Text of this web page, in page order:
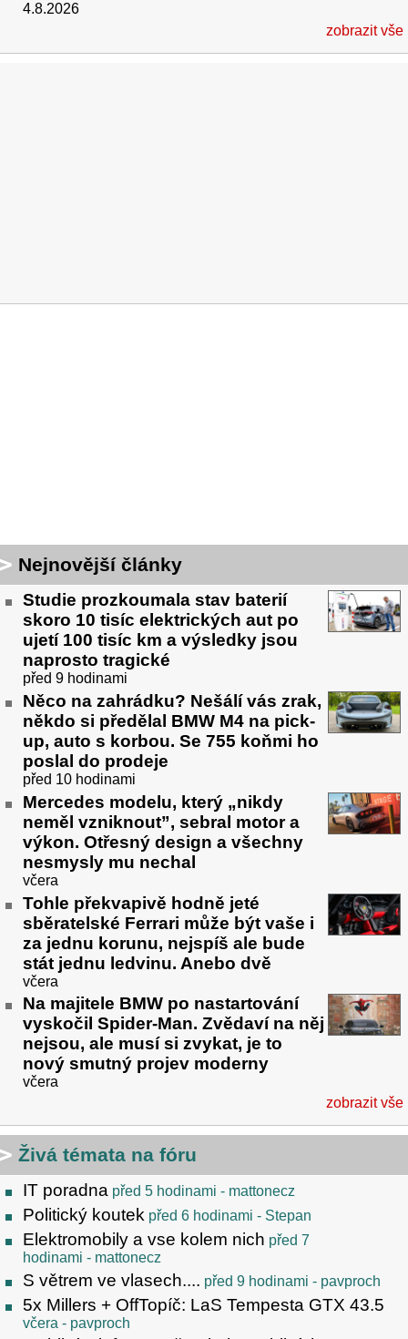
4.8.2026
zobrazit vše
Nejnovější články
Studie prozkoumala stav baterií
skoro 10 tisíc elektrických aut po
ujetí 100 tisíc km a výsledky jsou
naprosto tragické
před 9 hodinami
Něco na zahrádku? Nešálí vás zrak,
někdo si předělal BMW M4 na pick-
up, auto s korbou. Se 755 koňmi ho
poslal do prodeje
před 10 hodinami
Mercedes modelu, který „nikdy
neměl vzniknout”, sebral motor a
výkon. Otřesný design a všechny
nesmysly mu nechal
včera
Tohle překvapivě hodně jeté
sběratelské Ferrari může být vaše i
za jednu korunu, nejspíš ale bude
stát jednu ledvinu. Anebo dvě
včera
Na majitele BMW po nastartování
vyskočil Spider-Man. Zvědaví na něj
nejsou, ale musí si zvykat, je to
nový smutný projev moderny
včera
zobrazit vše
Živá témata na fóru
IT poradna před 5 hodinami - mattonecz
Politický koutek před 6 hodinami - Stepan
Elektromobily a vse kolem nich před 7
hodinami - mattonecz
S větrem ve vlasech.... před 9 hodinami - pavproch
5x Millers + OffTopíč: LaS Tempesta GTX 43.5
včera - pavproch